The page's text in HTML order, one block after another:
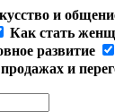
и
Как стать
развитие
и